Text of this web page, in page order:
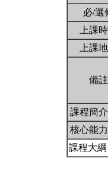
必/選
上課
上課
備註
課程簡
核心能
課程大綱